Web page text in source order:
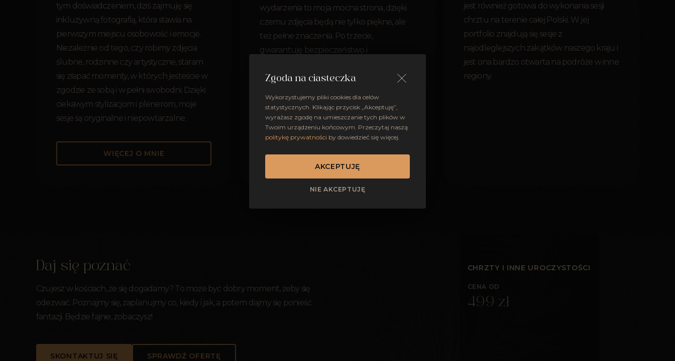
tym doświadczeniem, dziś zajmuję się
inkluzywną fotografią, która stawia na
pierwszym miejscu osobowość i emocje.
Niezależnie od tego, czy robimy zdjęcia
ślubne, rodzinne czy artystyczne, staram
się złapać momenty, w których jesteście w
zgodzie ze sobą i w pełni swobodni. Dzięki
ciekawym stylizacjom i plenerom, moje
sesje są oryginalne i niepowtarzalne.
WIĘCEJ O MNIE
wydarzenia to moja mocna strona, dzięki
czemu zdjęcia będą nie tylko piękne, ale
też pełne znaczenia. Po trzecie,
gwarantuję bezpieczeństwo i
aparatami i znam zasady fotografowania w
OTWÓRZ PORTFOLIO
jest również gotowa do wykonania sesji
chrztu na terenie całej Polski. W jej
portfolio znajdują się sesje z
najodleglejszych zakątków naszego kraju i
jest ona bardzo otwarta na podróże w inne
regiony.
Daj się poznać
Czujesz w kościach, że się dogadamy? To może być dobry moment, żeby się
odezwać. Poznajmy się, zaplanujmy co, kiedy i jak, a potem dajmy się ponieść
fantazji. Będzie fajnie, zobaczysz!
SKONTAKTUJ SIĘ SPRAWDŹ OFERTĘ
CHRZTY I INNE UROCZYSTOŚCI
CENA OD
499 zł
Zgoda na ciasteczka
Wykorzystujemy pliki cookies dla celów
statystycznych. Klikając przycisk „Akceptuję”,
wyrażasz zgodę na umieszczanie tych plików w
Twoim urządzeniu końcowym. Przeczytaj naszą
politykę prywatności by dowiedzieć się więcej.
AKCEPTUJĘ
NIE AKCEPTUJĘ